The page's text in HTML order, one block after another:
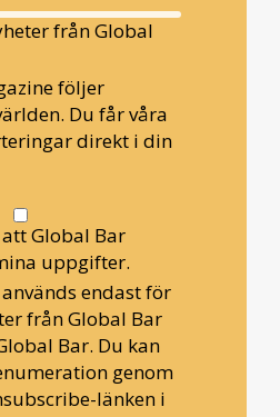
från Global
följer
Du får våra
direkt i din
Global Bar
uppgifter.
endast för
från Global Bar
Bar. Du kan
genom
länken i